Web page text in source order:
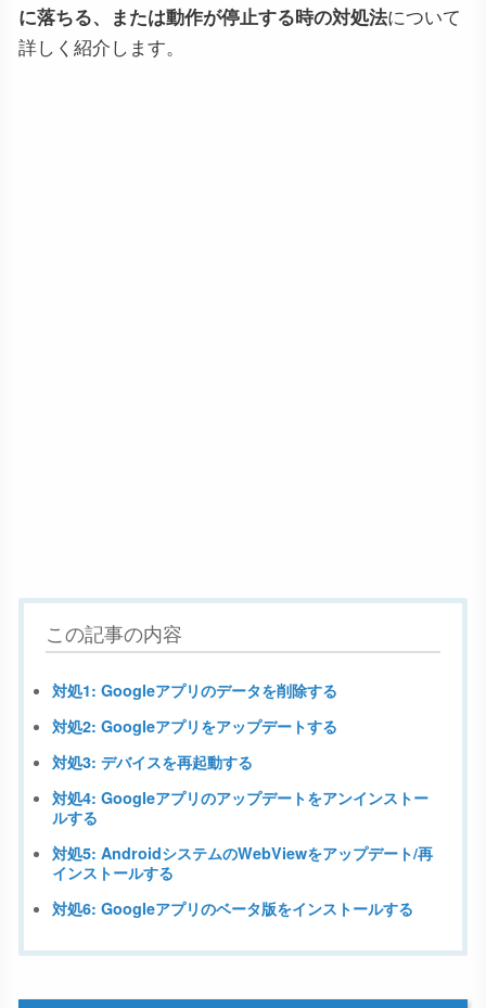
に落ちる、または動作が停止する時の対処法について
詳しく紹介します。
この記事の内容
対処1: Googleアプリのデータを削除する
対処2: Googleアプリをアップデートする
対処3: デバイスを再起動する
対処4: Googleアプリのアップデートをアンインストー
ルする
対処5: AndroidシステムのWebViewをアップデート/再
インストールする
対処6: Googleアプリのベータ版をインストールする